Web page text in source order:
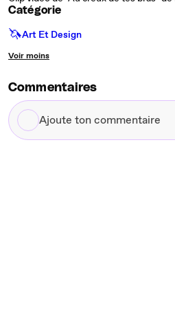
Catégorie
🦄Art Et Design
Voir moins
Commentaires
Ajoute
ton